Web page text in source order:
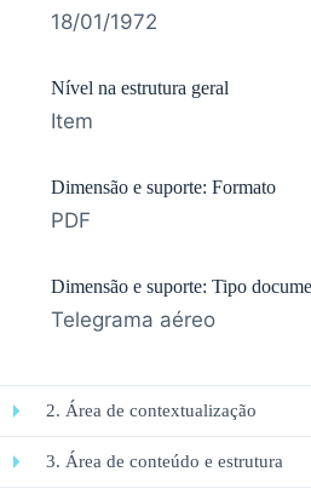
18/01/1972
Nível na estrutura geral
Item
Dimensão e suporte: Formato
PDF
Dimensão e suporte: Tipo
Telegrama aéreo
2. Área de contextualização
3. Área de conteúdo e estrutura